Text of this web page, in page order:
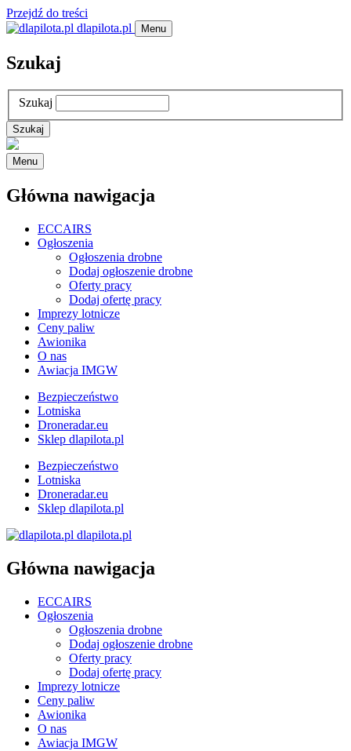
Przejdź do treści
dlapilota.pl
Menu
Szukaj
Szukaj
Menu
Główna nawigacja
ECCAIRS
Ogłoszenia
Ogłoszenia drobne
Dodaj ogłoszenie drobne
Oferty pracy
Dodaj ofertę pracy
Imprezy lotnicze
Ceny paliw
Awionika
O nas
Awiacja IMGW
Bezpieczeństwo
Lotniska
Droneradar.eu
Sklep dlapilota.pl
Bezpieczeństwo
Lotniska
Droneradar.eu
Sklep dlapilota.pl
dlapilota.pl
Główna nawigacja
ECCAIRS
Ogłoszenia
Ogłoszenia drobne
Dodaj ogłoszenie drobne
Oferty pracy
Dodaj ofertę pracy
Imprezy lotnicze
Ceny paliw
Awionika
O nas
Awiacja IMGW